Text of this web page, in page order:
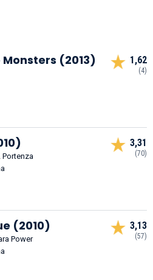
Monsters (2013) 1,62
(4)
Portenza
3,31
(70)
(2010)
Power
3,13
(57)